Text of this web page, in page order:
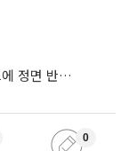
금융위, ‘한국 증시 투자 부적격’ 블룸버그에 정면 반박…“근거 불분명”
0